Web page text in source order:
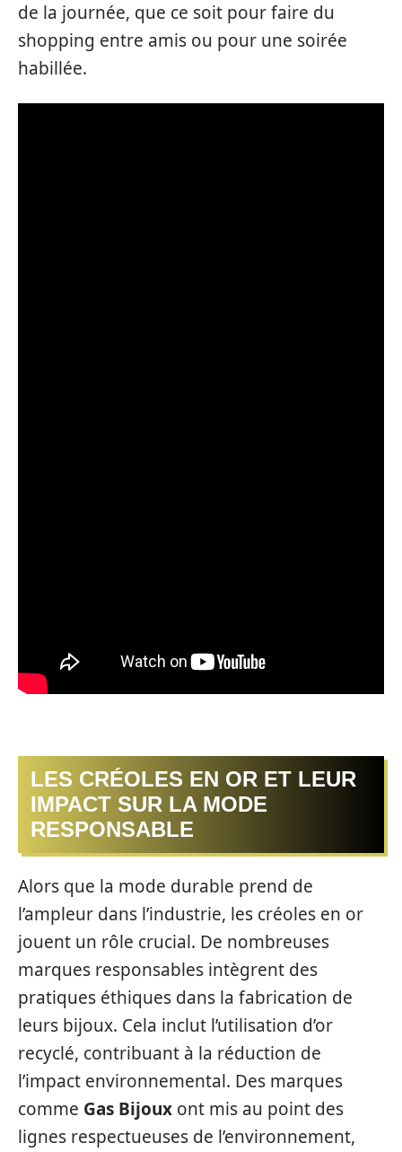
de la journée, que ce soit pour faire du
shopping entre amis ou pour une soirée
habillée.
LES CRÉOLES EN OR ET LEUR
IMPACT SUR LA MODE
RESPONSABLE
Alors que la mode durable prend de
l’ampleur dans l’industrie, les créoles en or
jouent un rôle crucial. De nombreuses
marques responsables intègrent des
pratiques éthiques dans la fabrication de
leurs bijoux. Cela inclut l’utilisation d’or
recyclé, contribuant à la réduction de
l’impact environnemental. Des marques
comme Gas Bijoux ont mis au point des
lignes respectueuses de l’environnement,